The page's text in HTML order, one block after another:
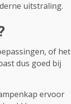
uitstraling.
of het
dus goed bij
ervoor